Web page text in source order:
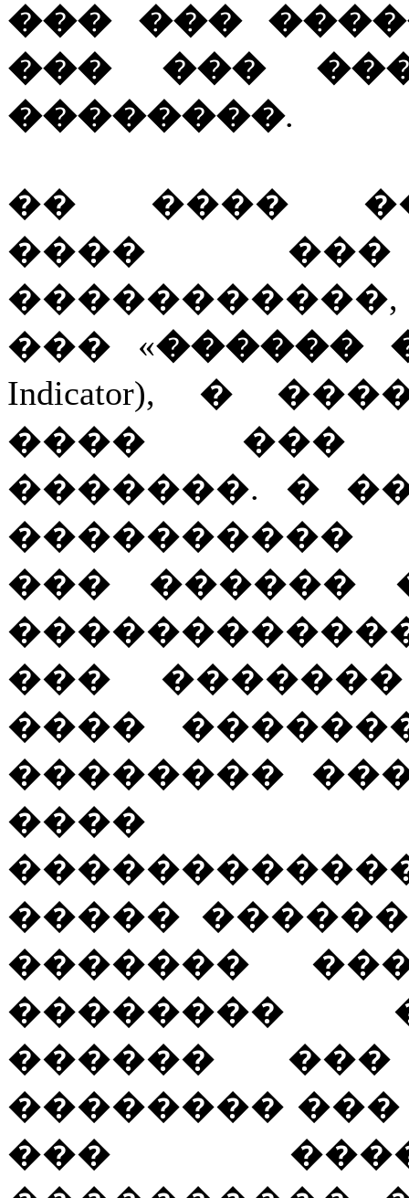
��� ���
��� ���
��������.
�� ����
����
��� «������
Indicator), �
���� ���
�������. �
��� ������
���
����
��������
����
�����
�������
��������
������
��������
���